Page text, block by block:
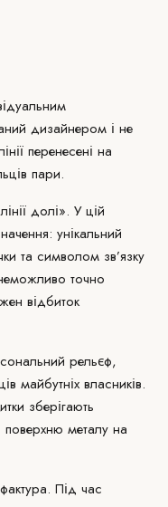
дизайнером і не
перенесені на
пари.
долі». У цій
унікальний
та символом зв’язку
точно
відбиток
рельєф,
майбутніх власників.
зберігають
металу на
Під час